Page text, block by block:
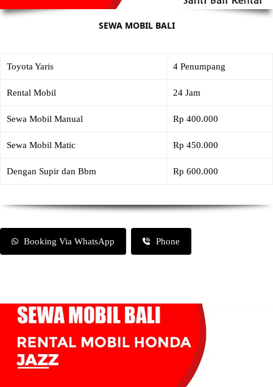
SEWA MOBIL BALI
Toyota Yaris 4 Penumpang
Rental Mobil 24 Jam
Sewa Mobil Manual Rp 400.000
Sewa Mobil Matic Rp 450.000
Dengan Supir dan Bbm Rp 600.000
Booking Via WhatsApp Phone